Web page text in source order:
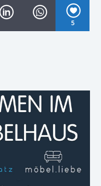
5